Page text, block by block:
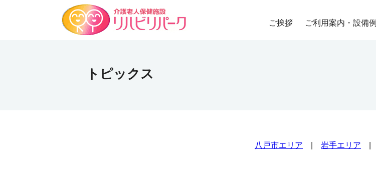
ご挨拶 ご利用案内・設備例
トピックス
八戸市エリア 岩手エリア